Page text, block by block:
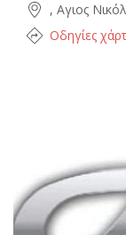
, Αγιος
Οδηγίες